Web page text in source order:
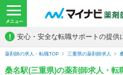
! 安心・安全な転職サポートの提供
薬剤師の求人・転職TOP 三重県の薬剤師求人
桑名駅(三重県)の薬剤師求人・転